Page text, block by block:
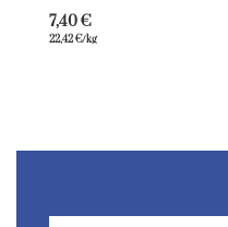
7,40€
22,42€/kg